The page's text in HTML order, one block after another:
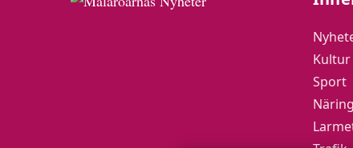
Kultur
Sport